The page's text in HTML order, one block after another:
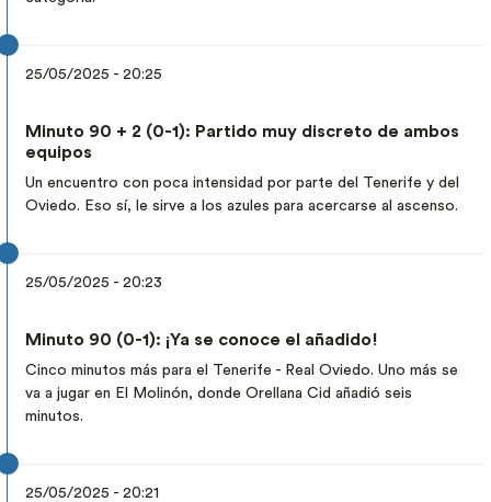
25/05/2025 - 20:25
Minuto 90 + 2 (0-1): Partido muy discreto de ambos
equipos
Un encuentro con poca intensidad por parte del Tenerife y del
Oviedo. Eso sí, le sirve a los azules para acercarse al ascenso.
25/05/2025 - 20:23
Minuto 90 (0-1): ¡Ya se conoce el añadido!
Cinco minutos más para el Tenerife - Real Oviedo. Uno más se
va a jugar en El Molinón, donde Orellana Cid añadió seis
minutos.
25/05/2025 - 20:21